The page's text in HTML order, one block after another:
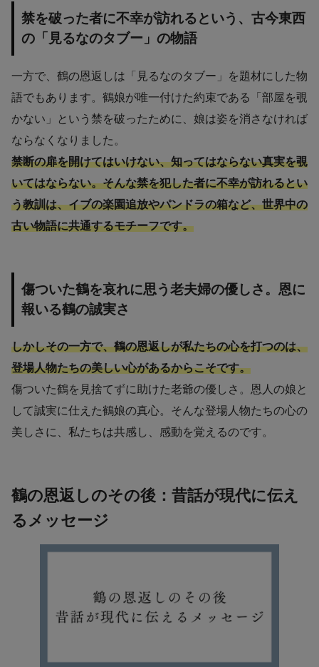
禁を破った者に不幸が訪れるという、古今東西
の「見るなのタブー」の物語
一方で、鶴の恩返しは「見るなのタブー」を題材にした物
語でもあります。鶴娘が唯一付けた約束である「部屋を覗
かない」という禁を破ったために、娘は姿を消さなければ
ならなくなりました。
禁断の扉を開けてはいけない、知ってはならない真実を覗
いてはならない。そんな禁を犯した者に不幸が訪れるとい
う教訓は、イブの楽園追放やパンドラの箱など、世界中の
古い物語に共通するモチーフです。
傷ついた鶴を哀れに思う老夫婦の優しさ。恩に
報いる鶴の誠実さ
しかしその一方で、鶴の恩返しが私たちの心を打つのは、
登場人物たちの美しい心があるからこそです。
傷ついた鶴を見捨てずに助けた老爺の優しさ。恩人の娘と
して誠実に仕えた鶴娘の真心。そんな登場人物たちの心の
美しさに、私たちは共感し、感動を覚えるのです。
鶴の恩返しのその後：昔話が現代に伝え
るメッセージ